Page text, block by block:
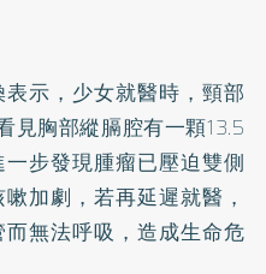
示，少女就醫時，頸部
見胸部縱膈腔有一顆13.5
步發現腫瘤已壓迫雙側
加劇，若再延遲就醫，
無法呼吸，造成生命危